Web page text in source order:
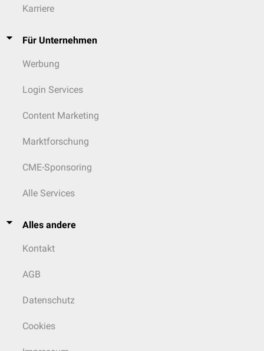
Karriere
Für Unternehmen
Werbung
Login Services
Content Marketing
Marktforschung
CME-Sponsoring
Alle Services
Alles andere
Kontakt
AGB
Datenschutz
Cookies